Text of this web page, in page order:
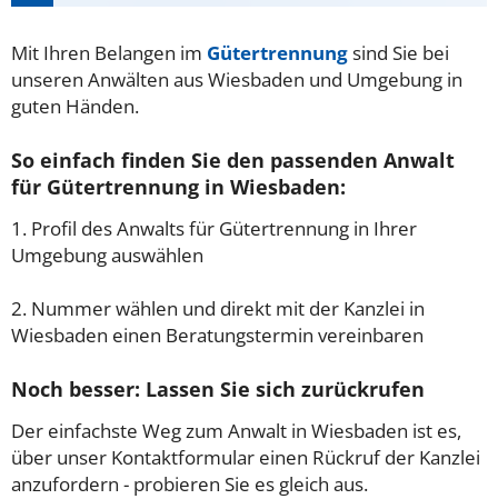
Mit Ihren Belangen im Gütertrennungsind Sie bei
unseren Anwälten aus Wiesbaden und Umgebung in
guten Händen.
So einfach finden Sie den passenden Anwalt
für Gütertrennung in Wiesbaden:
1. Profil des Anwalts für Gütertrennung in Ihrer
Umgebung auswählen
2. Nummer wählen und direkt mit der Kanzlei in
Wiesbaden einen Beratungstermin vereinbaren
Noch besser: Lassen Sie sich zurückrufen
Der einfachste Weg zum Anwalt in Wiesbaden ist es,
über unser Kontaktformular einen Rückruf der Kanzlei
anzufordern - probieren Sie es gleich aus.